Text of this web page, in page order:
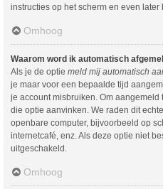
instructies op het scherm en even later
Omhoog
Waarom word ik automatisch
Als je de optie meld mij automatisch
je maar voor een bepaalde tijd
je account misbruiken. Om
die optie aanvinken. We raden dit
openbare computer, bijvoorbeeld op
internetcafé, enz. Als deze optie niet
uitgeschakeld.
Omhoog